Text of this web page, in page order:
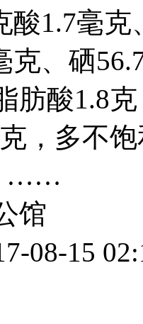
酸1.7毫
克、硒
肪酸1.8
，多不
……
馆
08-15